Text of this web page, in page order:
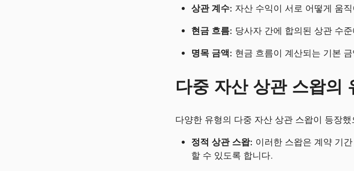
상관 계수: 자산 수익이 서로 어떻게 움
현금 흐름: 당사자 간에 합의된 상관 수
명목 금액: 현금 흐름이 계산되는 기본
다중 자산 상관 스왑의
다양한 유형의 다중 자산 상관 스왑이 등장
정적 상관 스왑: 이러한 스왑은 계약 기
할 수 있도록 합니다.